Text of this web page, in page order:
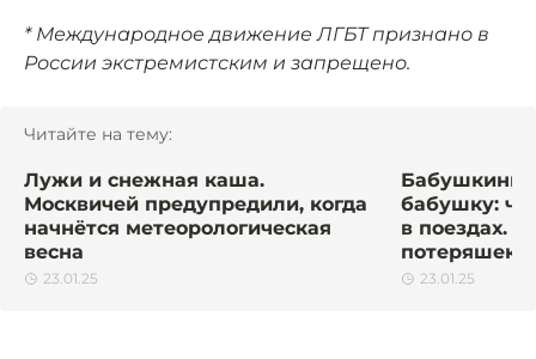
* Международное движение ЛГБТ признано в
России экстремистским и запрещено.
Читайте на тему:
Лужи и снежная каша.
Москвичей предупредили, когда
начнётся метеорологическая
весна
23.01.25
Бабушкины
бабушку:
в поездах.
потеряшек
23.01.25